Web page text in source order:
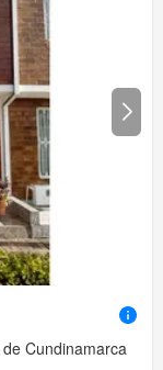
Cundinamarca